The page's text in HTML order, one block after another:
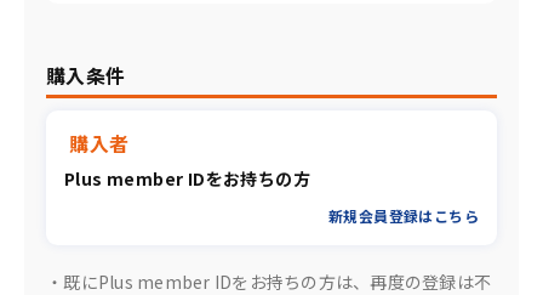
購入条件
購入者
Plus member IDをお持ちの方
新規会員登録はこちら
・既にPlus member IDをお持ちの方は、再度の登録は不